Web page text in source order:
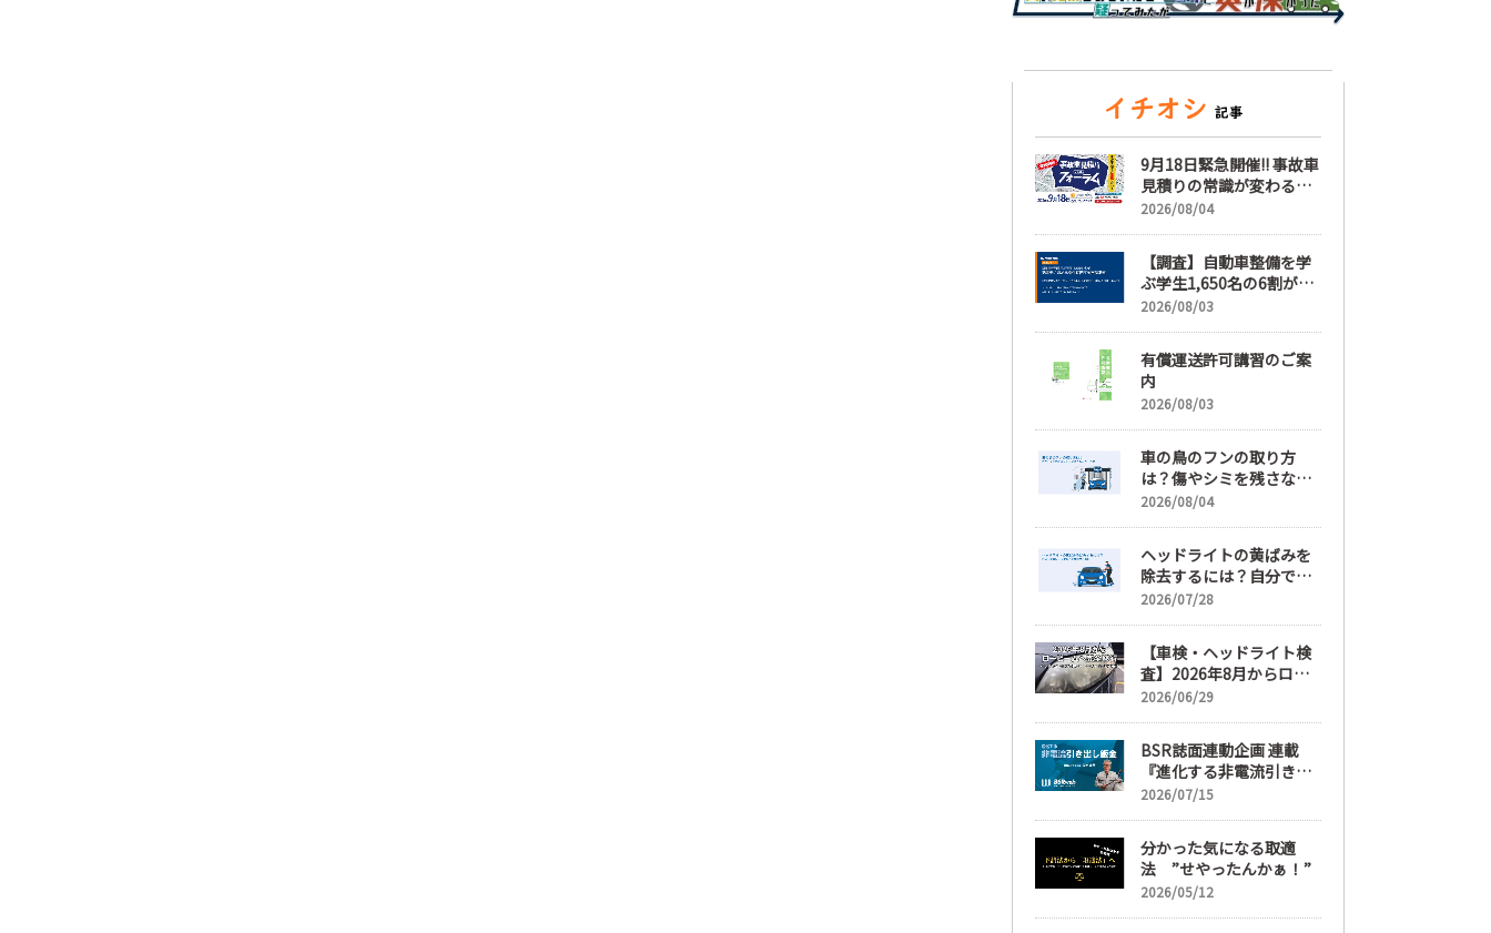
9月18日緊急開催!! 事故車
見積りの常識が変わる
「事故車見積りフォーラ
2026/08/04
【調査】自動車整備を学
ぶ学生1,650名の6割が就
職先選びで「給与」を最
日以上」希望も66.3%
2026/08/03
有償運送許可講習のご案
内
2026/08/03
車の鳥のフンの取り方
は？傷やシミを残さない
正しい落とし方と予防策
2026/08/04
ヘッドライトの黄ばみを
除去するには？自分で綺
麗にする手順と業者費用
2026/07/28
【車検・ヘッドライト検
査】2026年8月からロー
ビームへ完全移行、ヘッ
ーティングも重要に
2026/06/29
BSR誌面連動企画 連載
『進化する非電流引き出
し鈑金』【目次】
2026/07/15
分かった気になる取適
法 ”せやったんかぁ！”
2026/05/12